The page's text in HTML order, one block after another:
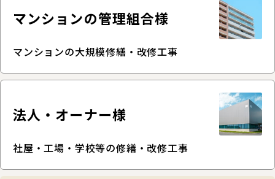
マンションの管理組合様
マンションの大規模修繕・ 改修工事
法人・オーナー様
社屋・工場・学校等の修繕・改修工事